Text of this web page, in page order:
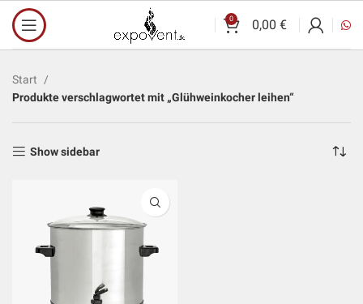
0 0,00 €
Start
Produkte verschlagwortet mit „Glühweinkocher leihen“
Show sidebar